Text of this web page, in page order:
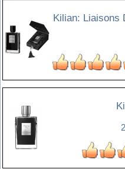
Kilian: Liaisons